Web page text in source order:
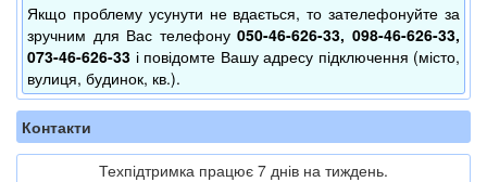
Якщо проблему усунути не вдається, то зателефонуйте за
зручним для Вас телефону050-46-626-33, 098-46-626-33,
073-46-626-33 і повідомте Вашу адресу підключення (місто,
вулиця, будинок, кв.).
Контакти
Техпідтримка працює 7 днів на тиждень.